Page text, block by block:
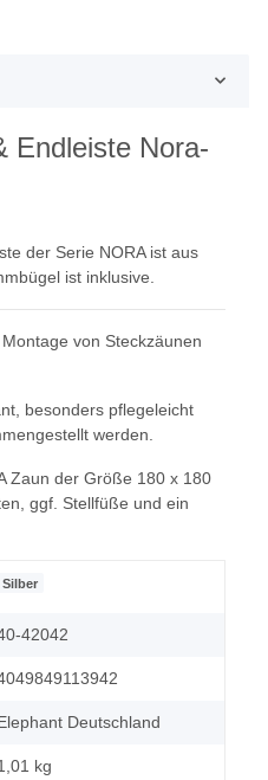
Endleiste Nora-
der Serie NORA ist aus
ist inklusive.
von Steckzäunen
besonders pflegeleicht
werden.
Zaun der Größe 180 x 180
ggf. Stellfüße und ein
Silber
42042
Deutschland
kg